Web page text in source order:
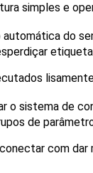
simples e
do
o sistema de
de
com dar